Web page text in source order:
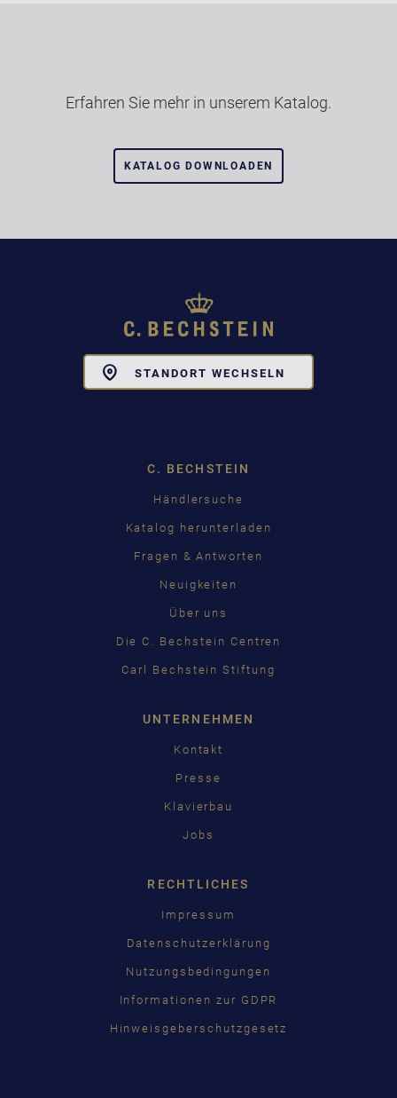
Erfahren Sie mehr in unserem Katalog.
KATALOG DOWNLOADEN
STANDORT WECHSELN
C. BECHSTEIN
Händlersuche
Katalog herunterladen
Fragen & Antworten
Neuigkeiten
Über uns
Die C. Bechstein Centren
Carl Bechstein Stiftung
UNTERNEHMEN
Kontakt
Presse
Klavierbau
Jobs
RECHTLICHES
Impressum
Datenschutzerklärung
Nutzungsbedingungen
Informationen zur GDPR
Hinweisgeberschutzgesetz